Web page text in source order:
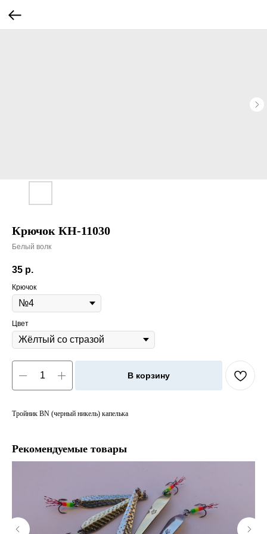
Крючок КН-11030
Белый волк
35 р.
Крючок
Цвет
В корзину
Тройник BN (черный никель) капелька
Рекомендуемые товары